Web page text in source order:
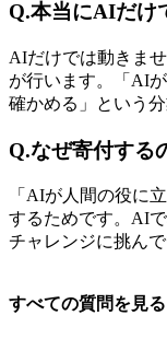
Q.本当にAIだけ
AIだけでは動きま
が行います。「AI
確かめる」という
Q.なぜ寄付する
「AIが人間の役に
するためです。AI
チャレンジに挑んで
すべての質問を見